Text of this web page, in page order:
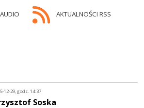
AKTUALNOŚCI RSS
12-29, godz. 14:37
Soska